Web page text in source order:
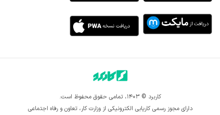
کاربرد © ۱۴۰۳، تمامی حقوق محفوظ است.
دارای مجوز رسمی کاریابی الکترونیکی از وزارت کار، تعاون و رفاه اجتماعی